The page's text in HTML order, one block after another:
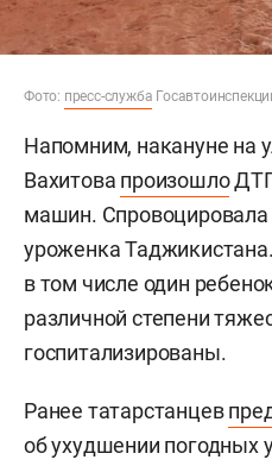
Фото: пресс-служба
Напомним, накануне на
Вахитова произошлоДТП
машин.
уроженка
в том числе один
различной степени
госпитализированы.
Ранее татарстанцев
об ухудшении погодных